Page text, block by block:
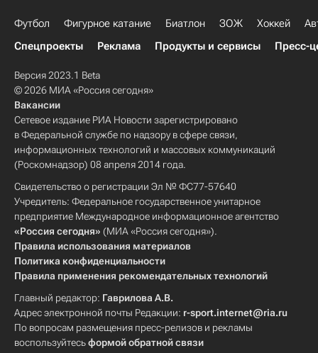
Футбол Фигурное катание Биатлон ЗОЖ Хоккей
Спецпроекты
Реклама Продукты и сервисы Пресс-
Версия 2023.1 Beta
© 2026 МИА «Россия сегодня»
Вакансии
Сетевое издание РИА Новости зарегистрировано
в Федеральной службе по надзору в сфере связи,
информационных технологий и массовых коммуникаций
(Роскомнадзор) 08 апреля 2014 года.
Свидетельство о регистрации Эл № ФС77-57640
Учредитель: Федеральное государственное унитарное
предприятие Международное информационное агентство
«Россия сегодня» (МИА «Россия сегодня»).
Правила использования материалов
Политика конфиденциальности
Правила применения рекомендательных технологий
Главный редактор: Гаврилова А.В.
Адрес электронной почты Редакции: r-sport.internet@ria.ru
По вопросам размещения пресс-релизов и рекламы
воспользуйтесьформой обратной связи